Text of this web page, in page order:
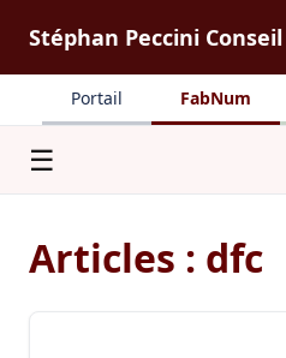
Stéphan Peccini Conseil
Portail FabNum
☰
Articles : dfc